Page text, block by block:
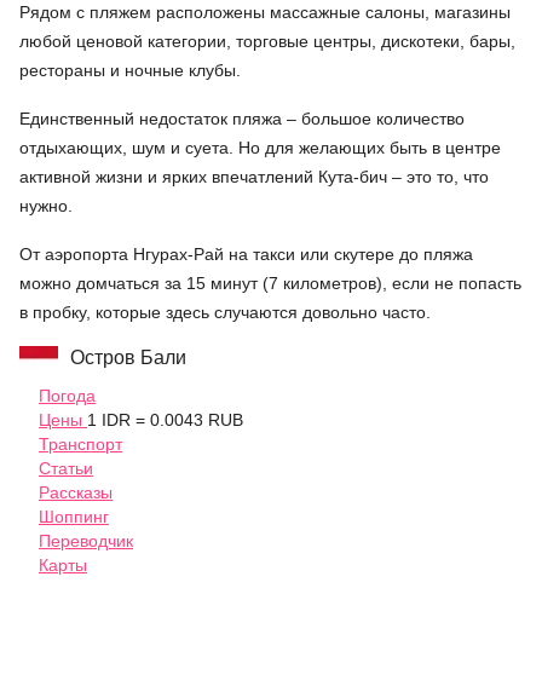
Рядом с пляжем расположены массажные салоны, магазины
любой ценовой категории, торговые центры, дискотеки, бары,
рестораны и ночные клубы.
Единственный недостаток пляжа – большое количество
отдыхающих, шум и суета. Но для желающих быть в центре
активной жизни и ярких впечатлений Кута-бич – это то, что
нужно.
От аэропорта Нгурах-Рай на такси или скутере до пляжа
можно домчаться за 15 минут (7 километров), если не попасть
в пробку, которые здесь случаются довольно часто.
Остров Бали
Погода
Цены 1 IDR = 0.0043 RUB
Транспорт
Статьи
Рассказы
Шоппинг
Переводчик
Карты